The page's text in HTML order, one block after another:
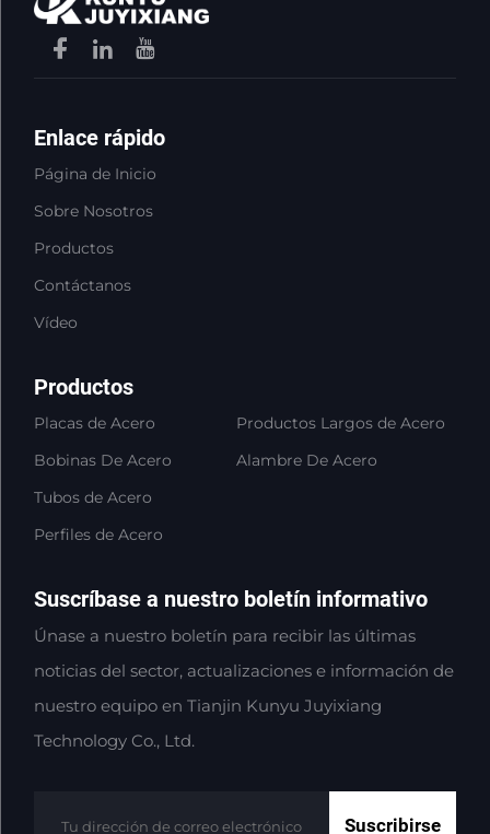
Enlace rápido
Página de Inicio
Sobre Nosotros
Productos
Contáctanos
Vídeo
Productos
Placas de Acero
Bobinas De Acero
Tubos de Acero
Perfiles de Acero
Productos Largos de Acero
Alambre De Acero
Suscríbase a nuestro boletín informativo
Únase a nuestro boletín para recibir las últimas
noticias del sector, actualizaciones e información de
nuestro equipo en Tianjin Kunyu Juyixiang
Technology Co., Ltd.
Suscribirse